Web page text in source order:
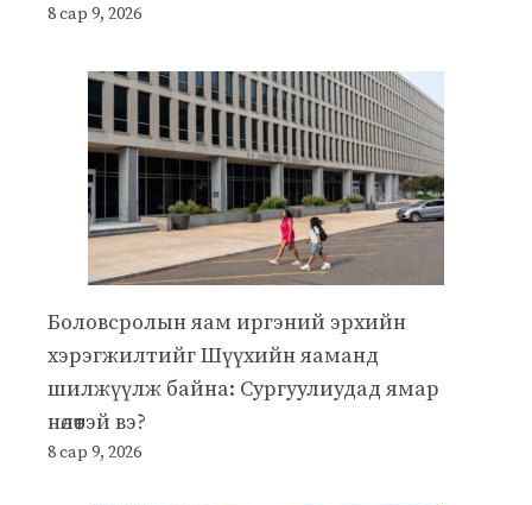
8 сар 9, 2026
Боловсролын яам иргэний эрхийн
хэрэгжилтийг Шүүхийн яаманд
шилжүүлж байна: Сургуулиудад ямар
нөлөөтэй вэ?
8 сар 9, 2026